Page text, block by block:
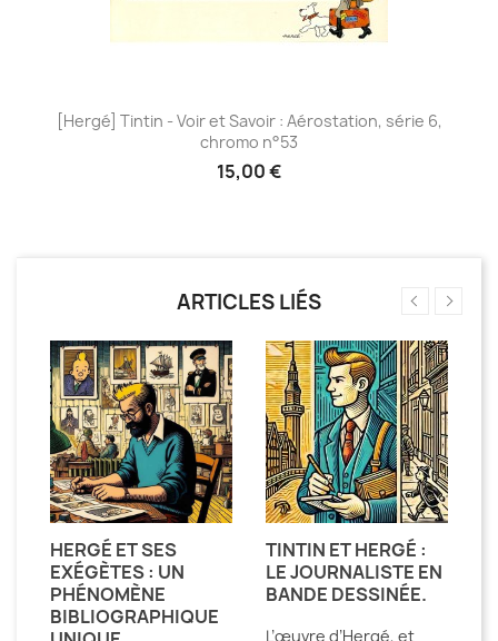
[Hergé] Tintin - Voir et Savoir : Aérostation, série 6,
chromo n°53
15,00 €
ARTICLES LIÉS
HERGÉ ET SES
EXÉGÈTES : UN
PHÉNOMÈNE
BIBLIOGRAPHIQUE
TINTIN ET HERGÉ :
LE JOURNALISTE EN
BANDE DESSINÉE.
L’œuvre d’Hergé, et